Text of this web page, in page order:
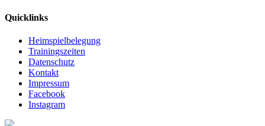
Quicklinks
Heimspielbelegung
Trainingszeiten
Datenschutz
Kontakt
Impressum
Facebook
Instagram